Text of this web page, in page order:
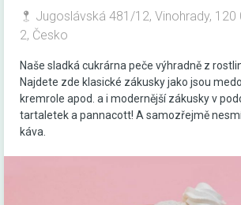
Jugoslávská 481/12, Vinohrady, 120
2, Česko
Naše sladká cukrárna peče výhradně z
Najdete zde klasické zákusky jako jsou
kremrole apod. a i modernější zákusky v
tartaletek a pannacott! A samozřejmě
káva.